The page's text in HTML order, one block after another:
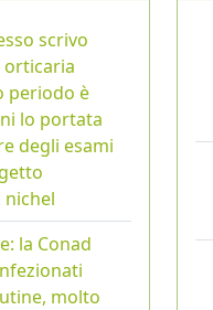
scrivo
orticaria
periodo è
lo portata
degli esami
nichel
la Conad
molto